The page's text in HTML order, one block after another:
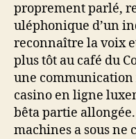
proprement parlé,
uléphonique d’un
reconnaître la voix
plus tôt au café du
une
casino en ligne
bêta partie
machines a sous ne